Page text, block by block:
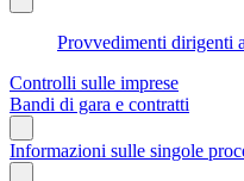
Provvedimenti dirigenti
Controlli sulle imprese
Bandi di gara e contratti
Informazioni sulle singole